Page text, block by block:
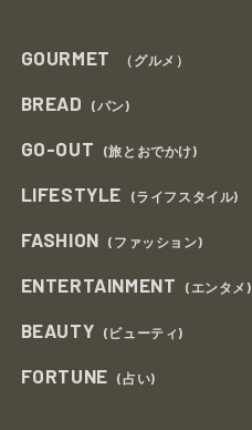
GOURMET （グルメ）
BREAD (パン)
GO-OUT (旅とおでかけ)
LIFESTYLE (ライフスタイル)
FASHION (ファッション)
ENTERTAINMENT (エンタメ)
BEAUTY (ビューティ)
FORTUNE (占い)